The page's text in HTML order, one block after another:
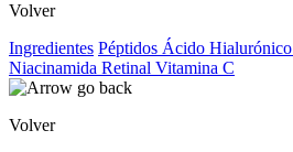
Volver
Ingredientes Péptidos Ácido Hialurónico
Niacinamida Retinal Vitamina C
Volver